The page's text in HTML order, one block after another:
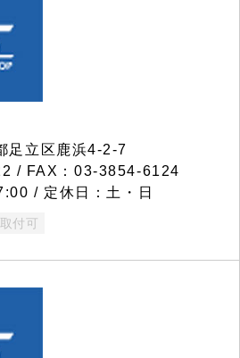
立区鹿浜4-2-7
/ FAX：03-3854-6124
/ 定休日：土・日
付可